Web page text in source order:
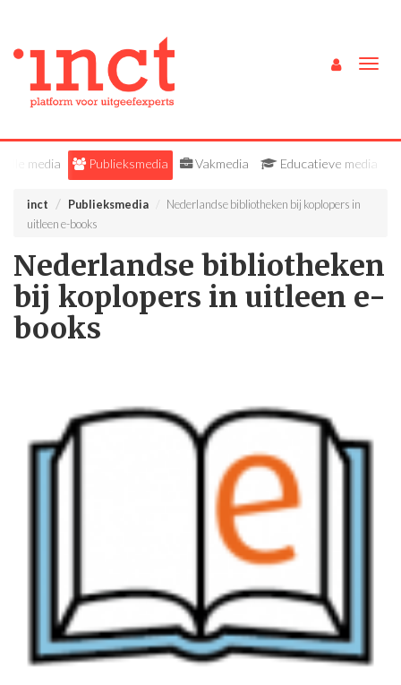
Alle media Publieksmedia Vakmedia Educatieve media
inct Publieksmedia
Nederlandse bibliotheken bij koplopers in
uitleen e-books
Nederlandse bibliotheken
bij koplopers in uitleen e-
books